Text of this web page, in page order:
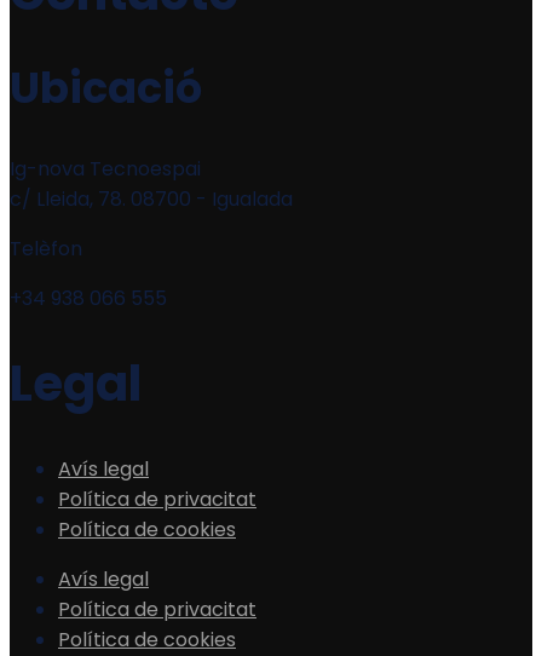
Ubicació
Ig-nova Tecnoespai
c/ Lleida, 78. 08700 - Igualada
Telèfon
+34 938 066 555
Legal
Avís legal
Política de privacitat
Política de cookies
Avís legal
Política de privacitat
Política de cookies